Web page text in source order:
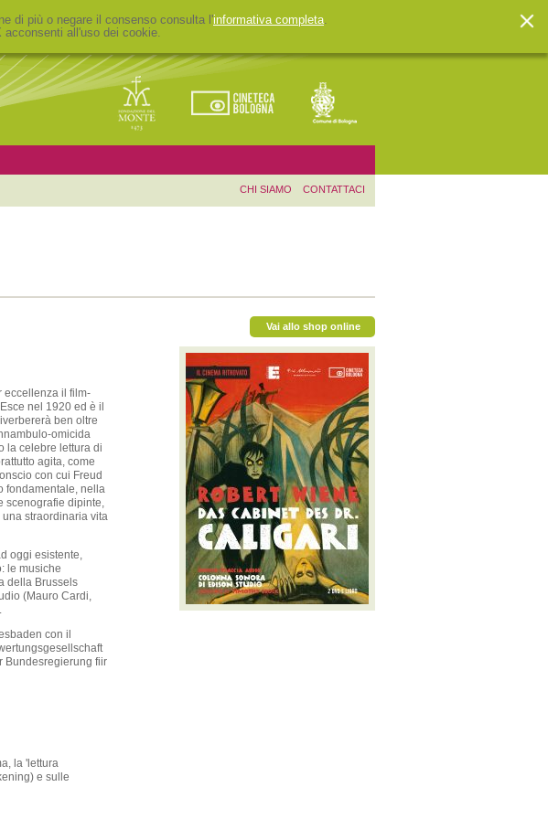
di più o negare il consenso consulta l'informativa completa.
acconsenti all'uso dei cookie.
CHI SIAMO CONTATTACI
Vai allo shop online
eccellenza il film-
nel 1920 ed è il
ben oltre
omicida
la celebre lettura di
agita, come
con cui Freud
fondamentale, nella
scenografie dipinte,
straordinaria vita
oggi esistente,
le musiche
della Brussels
(Mauro Cardi,
con il
Bundesregierung fiir
la 'lettura
e sulle